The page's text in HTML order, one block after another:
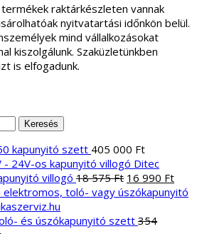
raktárkészleten vannak
nyitvatartási időnkön belül.
mind vállalkozásokat
kiszolgálunk. Szaküzletünkben
is elfogadunk.
Keresés
kapunyitó szett 405 000 Ft
Ditec
villogó 18 575Ft Original
price
18
16 990 Ft
price
és úszókapunyitó szett 354